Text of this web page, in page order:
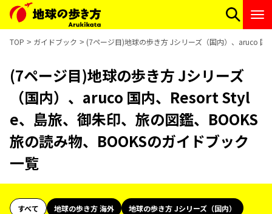
TOP ガイドブック (7ページ目)地球の歩き方 Jシリーズ（国内）、aruco 国
(7ページ目)地球の歩き方 Jシリーズ
（国内）、aruco 国内、Resort Styl
e、島旅、御朱印、旅の図鑑、BOOKS
旅の読み物、BOOKSのガイドブック
一覧
すべて 地球の歩き方 海外
地球の歩き方 Jシリーズ（国内）